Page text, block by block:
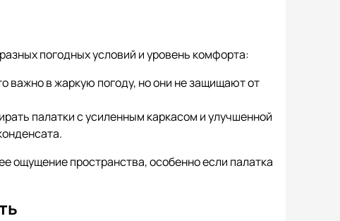
погодных условий и уровень комфорта:
важно в жаркую погоду, но они не защищают от
палатки с усиленным каркасом и улучшенной
ощущение пространства, особенно если палатка